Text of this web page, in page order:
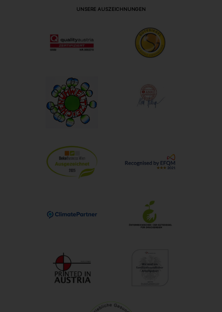
UNSERE AUSZEICHNUNGEN